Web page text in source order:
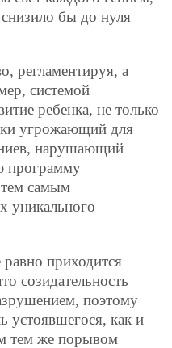
бы до нуля
регламентируя, а
системой
ребенка, не только
угрожающий для
нарушающий
программу
тем самым
уникального
приходится
созидательность
поэтому
устоявшегося, как и
тем же порывом